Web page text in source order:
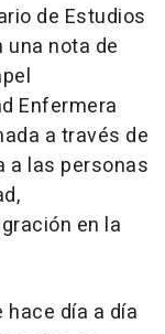
de Estudios
una nota de
Enfermera
a través de
a las personas
en la
día a día